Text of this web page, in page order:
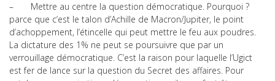
– Mettre au centre la question démocratique. Pourquoi ?
parce que c’est le talon d’Achille de Macron/Jupiter, le point
d’achoppement, l’étincelle qui peut mettre le feu aux poudres.
La dictature des 1% ne peut se poursuivre que par un
verrouillage démocratique. C’est la raison pour laquelle l’Ugict
est fer de lance sur la question du Secret des affaires. Pour